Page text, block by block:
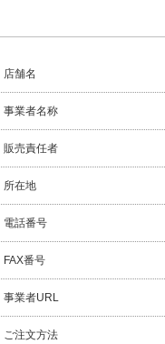
店舗名
事業者名称
販売責任者
所在地
電話番号
FAX番号
事業者URL
ご注文方法